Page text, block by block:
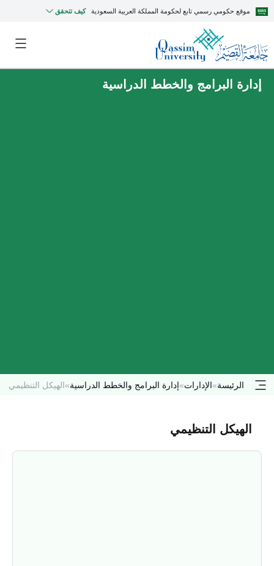
موقع حكومي رسمي تابع لحكومة المملكة العربية السعودية كيف تتحقق
إدارة البرامج والخطط الدراسية
الرئيسة»الإدارات»إدارة البرامج والخطط الدراسية»الهيكل التنظيمي
الهيكل التنظيمي